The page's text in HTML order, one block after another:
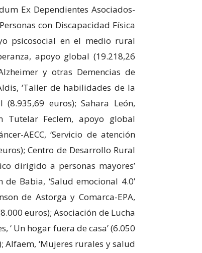
Ex Dependientes Asociados-
con Discapacidad Física
psicosocial en el medio rural
apoyo global (19.218,26
y otras Demencias de
‘Taller de habilidades de la
euros); Sahara León,
Tutelar Feclem, apoyo global
AECC, ‘Servicio de atención
Centro de Desarrollo Rural
dirigido a personas mayores’
Babia, ‘Salud emocional 4.0’
de Astorga y Comarca-EPA,
euros); Asociación de Lucha
‘ Un hogar fuera de casa’ (6.050
Alfaem, ‘Mujeres rurales y salud